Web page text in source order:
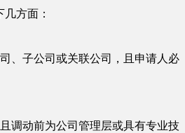
方面：
、子公司或关联公司，且申请人必
调动前为公司管理层或具有专业技